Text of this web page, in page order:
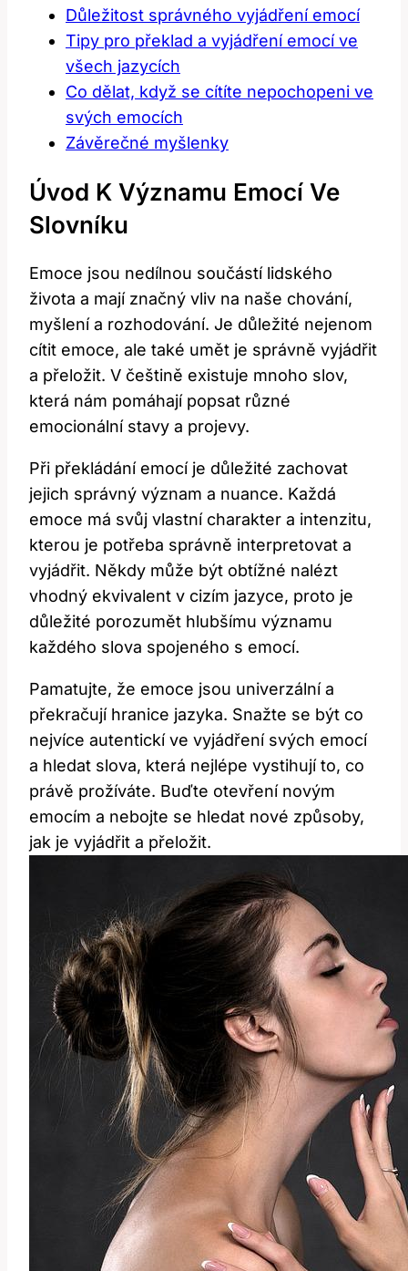
Důležitost správného vyjádření emocí
Tipy pro překlad a vyjádření emocí ve
všech jazycích
Co dělat, když se cítíte nepochopeni ve
svých emocích
Závěrečné myšlenky
Úvod K Významu Emocí Ve
Slovníku
Emoce jsou nedílnou součástí lidského
života a mají značný vliv na naše chování,
myšlení a rozhodování. Je důležité nejenom
cítit emoce, ale také umět je správně vyjádřit
a přeložit. V češtině existuje mnoho slov,
která nám pomáhají popsat různé
emocionální stavy a projevy.
Při překládání emocí je důležité zachovat
jejich správný význam a nuance. Každá
emoce má svůj vlastní charakter a intenzitu,
kterou je potřeba správně interpretovat a
vyjádřit. Někdy může být obtížné nalézt
vhodný ekvivalent v cizím jazyce, proto je
důležité porozumět hlubšímu významu
každého slova spojeného s emocí.
Pamatujte, že emoce jsou univerzální a
překračují hranice jazyka. Snažte se být co
nejvíce autentickí ve vyjádření svých emocí
a hledat slova, která nejlépe vystihují to, co
právě prožíváte. Buďte otevření novým
emocím a nebojte se hledat nové způsoby,
jak je vyjádřit a přeložit.